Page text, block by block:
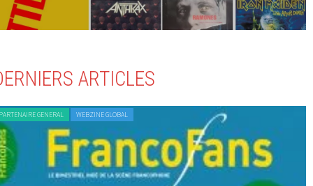
ARTICLES
GENERAL WEBZINE GLOBAL